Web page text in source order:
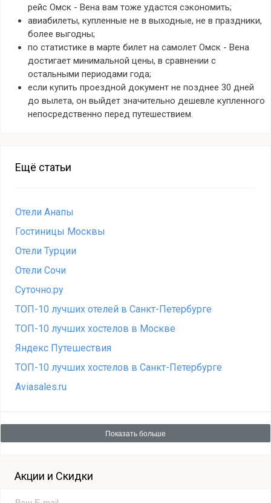
рейс Омск - Вена вам тоже удастся сэкономить;
авиабилеты, купленные не в выходные, не в праздники,
более выгодны;
по статистике в марте билет на самолет Омск - Вена
достигает минимальной цены, в сравнении с
остальными периодами года;
если купить проездной документ не позднее 30 дней
до вылета, он выйдет значительно дешевле купленного
непосредственно перед путешествием.
Ещё статьи
Отели Анапы
Гостиницы Москвы
Отели Турции
Отели Сочи
Суточно.ру
ТОП-10 лучших отелей в Санкт-Петербурге
ТОП-10 лучших хостелов в Москве
Яндекс Путешествия
ТОП-10 лучших хостелов в Санкт-Петербурге
Aviasales.ru
Показать больше
Акции и Скидки